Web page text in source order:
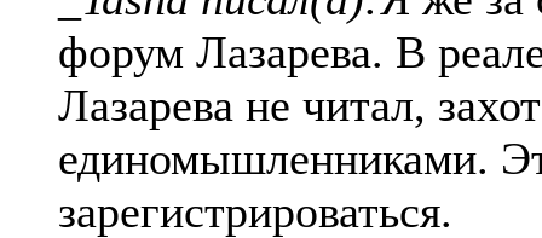
форум Лазарева. В
Лазарева не читал,
единомышленниками.
зарегистрироваться.